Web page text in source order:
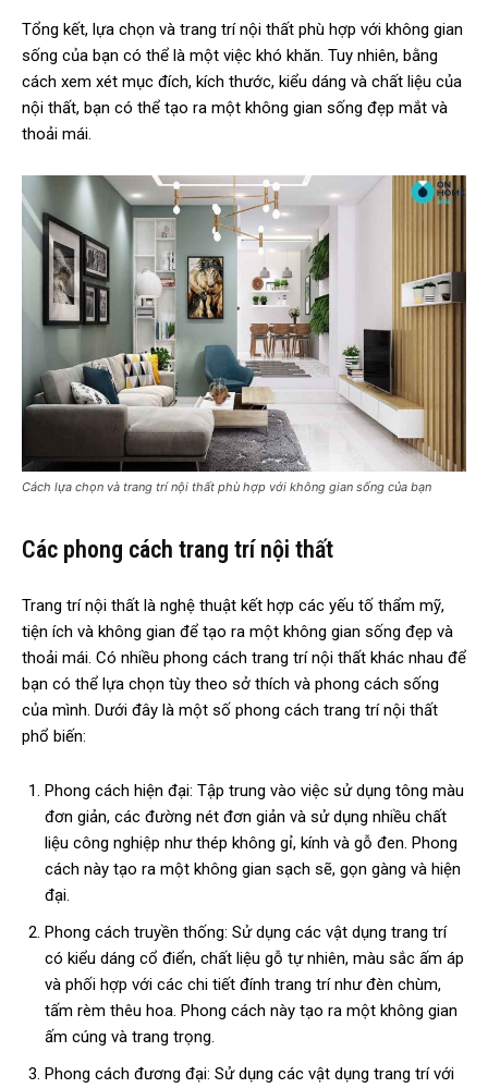
Tổng kết, lựa chọn và trang trí nội thất phù hợp với không gian
sống của bạn có thể là một việc khó khăn. Tuy nhiên, bằng
cách xem xét mục đích, kích thước, kiểu dáng và chất liệu của
nội thất, bạn có thể tạo ra một không gian sống đẹp mắt và
thoải mái.
Cách lựa chọn và trang trí nội thất phù hợp với không gian sống của bạn
Các phong cách trang trí nội thất
Trang trí nội thất là nghệ thuật kết hợp các yếu tố thẩm mỹ,
tiện ích và không gian để tạo ra một không gian sống đẹp và
thoải mái. Có nhiều phong cách trang trí nội thất khác nhau để
bạn có thể lựa chọn tùy theo sở thích và phong cách sống
của mình. Dưới đây là một số phong cách trang trí nội thất
phổ biến:
Phong cách hiện đại: Tập trung vào việc sử dụng tông màu
đơn giản, các đường nét đơn giản và sử dụng nhiều chất
liệu công nghiệp như thép không gỉ, kính và gỗ đen. Phong
cách này tạo ra một không gian sạch sẽ, gọn gàng và hiện
đại.
Phong cách truyền thống: Sử dụng các vật dụng trang trí
có kiểu dáng cổ điển, chất liệu gỗ tự nhiên, màu sắc ấm áp
và phối hợp với các chi tiết đính trang trí như đèn chùm,
tấm rèm thêu hoa. Phong cách này tạo ra một không gian
ấm cúng và trang trọng.
Phong cách đương đại: Sử dụng các vật dụng trang trí với